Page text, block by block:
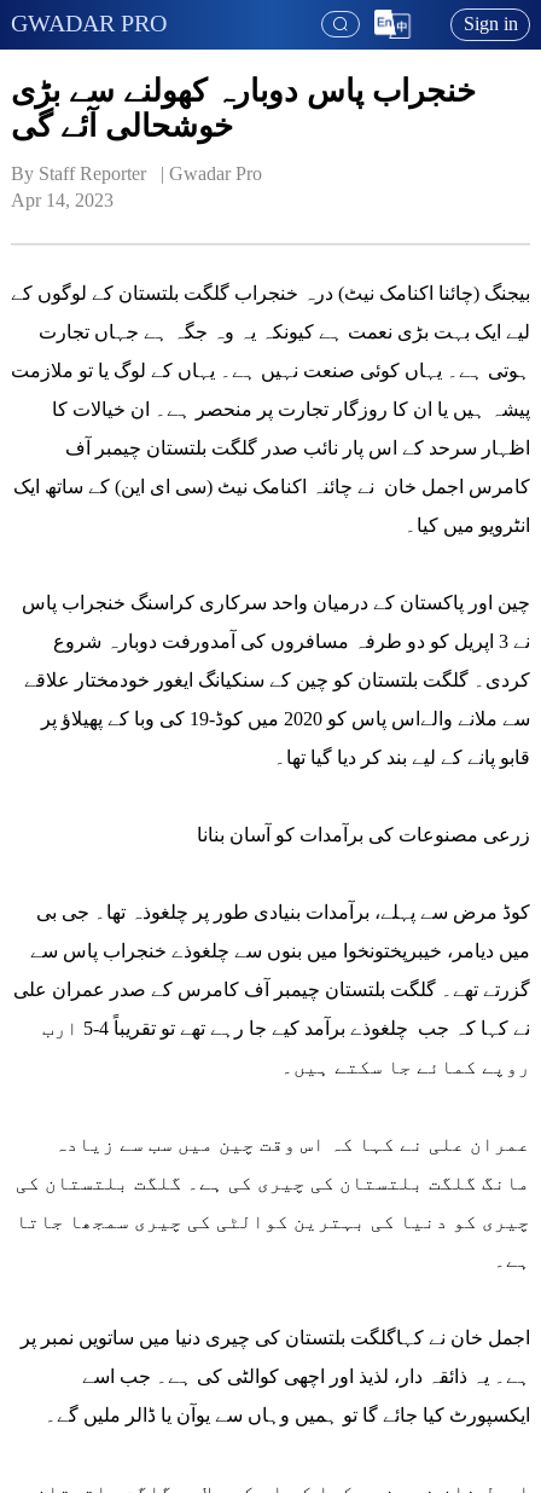
GWADAR PRO Sign in
خنجراب پاس دوبارہ کھولنے سے بڑی
خوشحالی آئے گی
By Staff Reporter   | Gwadar Pro
Apr 14, 2023
بیجنگ (چائنا اکنامک نیٹ) درہ خنجراب گلگت بلتستان کے لوگوں کے
لیے ایک بہت بڑی نعمت ہے کیونکہ یہ وہ جگہ ہے جہاں تجارت
ہوتی ہے۔ یہاں کوئی صنعت نہیں ہے۔ یہاں کے لوگ یا تو ملازمت
پیشہ ہیں یا ان کا روزگار تجارت پر منحصر ہے۔ ان خیالات کا
اظہار سرحد کے اس پار نائب صدر گلگت بلتستان چیمبر آف
کامرس اجمل خان نے چائنہ اکنامک نیٹ (سی ای این) کے ساتھ ایک
انٹرویو میں کیا۔
چین اور پاکستان کے درمیان واحد سرکاری کراسنگ خنجراب پاس
نے 3 اپریل کو دو طرفہ مسافروں کی آمدورفت دوبارہ شروع
کردی۔ گلگت بلتستان کو چین کے سنکیانگ ایغور خودمختار علاقے
سے ملانے والےاس پاس کو 2020 میں کوڈ-19 کی وبا کے پھیلاؤ پر
قابو پانے کے لیے بند کر دیا گیا تھا۔
زرعی مصنوعات کی برآمدات کو آسان بنانا
کوڈ مرض سے پہلے، برآمدات بنیادی طور پر چلغوذہ تھا۔ جی بی
میں دیامر، خیبرپختونخوا میں بنوں سے چلغوذے خنجراب پاس سے
گزرتے تھے۔ گلگت بلتستان چیمبر آف کامرس کے صدر عمران علی
نے کہا کہ جب چلغوذے برآمد کیے جا رہے تھے تو تقریباً 4-5 ارب
روپے کمائے جا سکتے ہیں۔
عمران علی نے کہا کہ اس وقت چین میں سب سے زیادہ
مانگ گلگت بلتستان کی چیری کی ہے۔ گلگت بلتستان کی
چیری کو دنیا کی بہترین کوالٹی کی چیری سمجھا جاتا
ہے۔
اجمل خان نے کہاگلگت بلتستان کی چیری دنیا میں ساتویں نمبر پر
ہے۔ یہ ذائقہ دار، لذیذ اور اچھی کوالٹی کی ہے۔ جب اسے
ایکسپورٹ کیا جائے گا تو ہمیں وہاں سے یوآن یا ڈالر ملیں گے۔